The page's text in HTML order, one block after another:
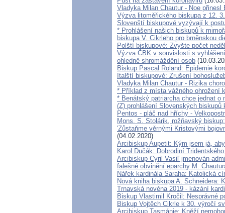
Vladyka Milan Chautur - Noe
Výzva litoměřického biskupa z 12.
Slovenští biskupové vyzývají k
* Prohlášení našich biskupů k
biskupa V. Cikrleho pro brněnskou
Polští biskupové: Zvyšte počet
Výzva ČBK v souvislosti s
ohledně shromáždění osob
Biskup Pascal Roland: Epidemie
Italští biskupové: Zrušení
Vladyka Milan Chautur - Rizika
* Příklad z místa vážného ohrožení
* Benátský patriarcha chce jednat o
(Z) prohlášení Slovenských biskupů
Pentos - pláč nad hříchy -
Mons. S. Stolárik, rožňavský
'Zůstaňme věrnými Kristovými
(04.02.2020)
Arcibiskup Aupetit: Kým jsem já,
Karol Dučák: Dobrodiní
Arcibiskup Cyril Vasiľ jmenován
falešné obvinění eparchy M.
Nářek kardinála Saraha: Katolická
Nová kniha biskupa A. Schneidera:
Trnavská novéna 2019 - kázání
Biskup Vlastimil Kročil: Nesprávné
Biskup Vojtěch Cikrle k 30. výročí
Arcibiskup Tasmánie: Kněží